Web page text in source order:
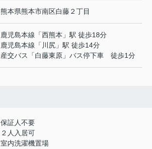
熊本県熊本市南区白藤２丁目
鹿児島本線 「西熊本 」駅 徒歩18分
鹿児島本線 「 川尻 」駅 徒歩14分
産交バス「白藤東原」バス停下車 徒歩1分
保証人不要
２人入居可
室内洗濯機置場